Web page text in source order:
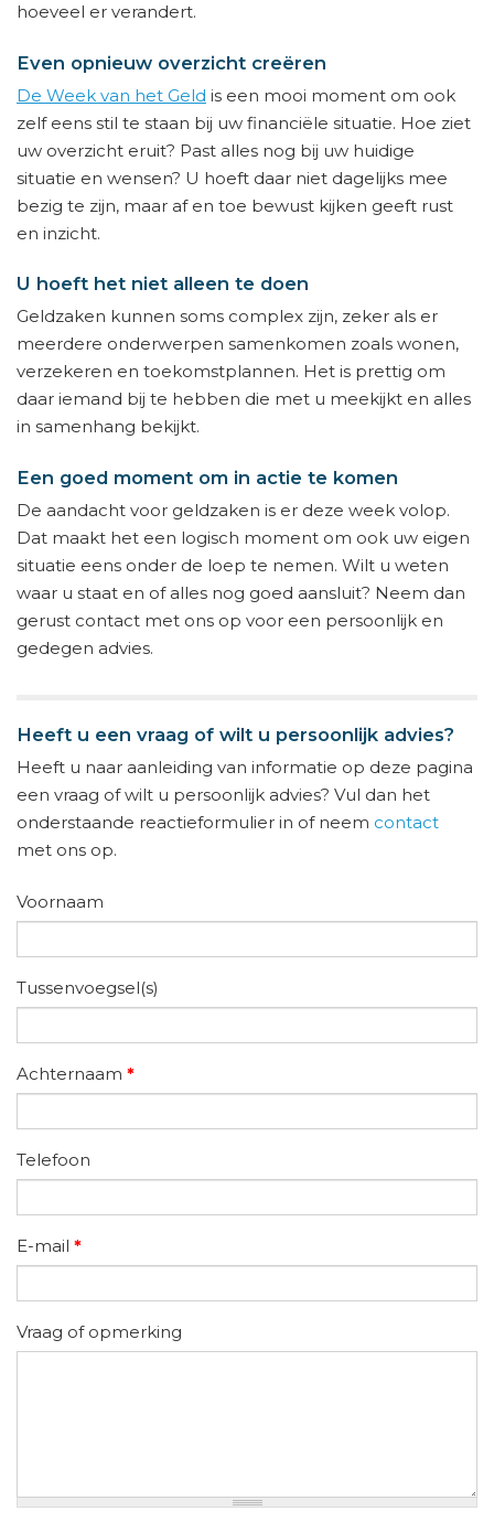
hoeveel er verandert.
Even opnieuw overzicht creëren
De Week van het Geld is een mooi moment om ook
zelf eens stil te staan bij uw financiële situatie. Hoe ziet
uw overzicht eruit? Past alles nog bij uw huidige
situatie en wensen? U hoeft daar niet dagelijks mee
bezig te zijn, maar af en toe bewust kijken geeft rust
en inzicht.
U hoeft het niet alleen te doen
Geldzaken kunnen soms complex zijn, zeker als er
meerdere onderwerpen samenkomen zoals wonen,
verzekeren en toekomstplannen. Het is prettig om
daar iemand bij te hebben die met u meekijkt en alles
in samenhang bekijkt.
Een goed moment om in actie te komen
De aandacht voor geldzaken is er deze week volop.
Dat maakt het een logisch moment om ook uw eigen
situatie eens onder de loep te nemen. Wilt u weten
waar u staat en of alles nog goed aansluit? Neem dan
gerust contact met ons op voor een persoonlijk en
gedegen advies.
Heeft u een vraag of wilt u persoonlijk advies?
Heeft u naar aanleiding van informatie op deze pagina
een vraag of wilt u persoonlijk advies? Vul dan het
onderstaande reactieformulier in of neem contact
met ons op.
Voornaam
Tussenvoegsel(s)
Achternaam *
Telefoon
E-mail *
Vraag of opmerking